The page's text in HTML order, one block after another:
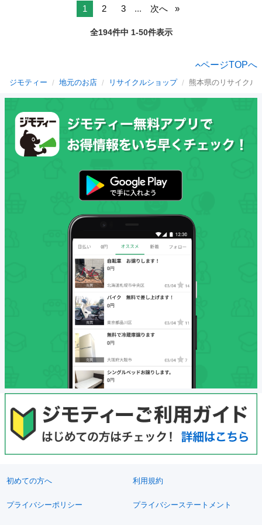
1 2 3 ... 次へ
全194件中 1-50件表示
ページTOPへ
ジモティー 地元のお店 リサイクルショップ 熊本県のリサイクル
初めての方へ 利用規約
プライバシーポリシー プライバシーステートメント